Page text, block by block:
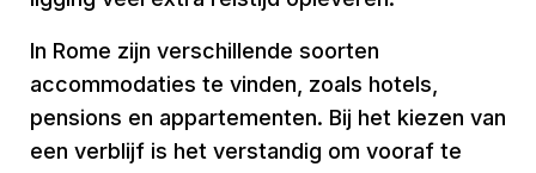
In Rome zijn verschillende soorten
accommodaties te vinden, zoals hotels,
pensions en appartementen. Bij het kiezen van
een verblijf is het verstandig om vooraf te